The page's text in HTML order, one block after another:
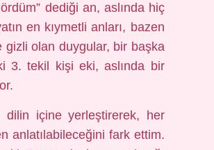
dediği an, aslında hiç
en kıymetli anları, bazen
gizli olan duygular, bir başka
3. tekil kişi eki, aslında bir
dilin içine yerleştirerek, her
anlatılabileceğini fark ettim.